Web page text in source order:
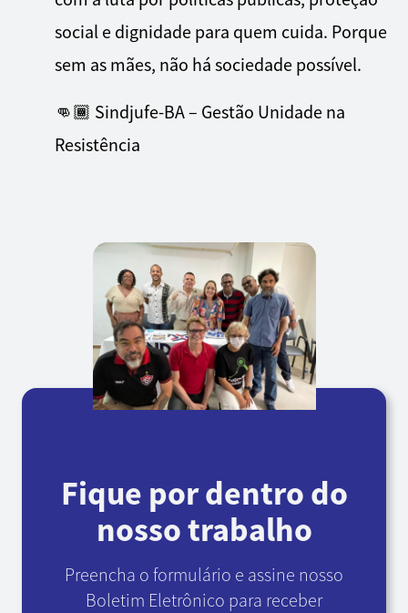
social e dignidade para quem cuida. Porque
sem as mães, não há sociedade possível.
👊🏾 Sindjufe-BA – Gestão Unidade na
Resistência
Fique por dentro do
nosso trabalho
Preencha o formulário e assine nosso
Boletim Eletrônico para receber